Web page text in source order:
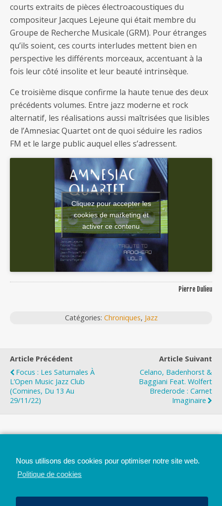
courts extraits de pièces électroacoustiques du
compositeur Jacques Lejeune qui était membre du
Groupe de Recherche Musicale (GRM). Pour étranges
qu’ils soient, ces courts interludes mettent bien en
perspective les différents morceaux, accentuant à la
fois leur côté insolite et leur beauté intrinsèque.
Ce troisième disque confirme la haute tenue des deux
précédents volumes. Entre jazz moderne et rock
alternatif, les réalisations aussi maîtrisées que lisibles
de l’Amnesiac Quartet ont de quoi séduire les radios
FM et le large public auquel elles s’adressent.
Cliquez pour accepter les
cookies de marketing et
activer ce contenu
Pierre Dulieu
Catégories: Chroniques, Jazz
Article Précédent
Focus : Les Saturnales À
L’Open Music Jazz Club
(Comines, Du 13 Au
29/11/22)
Article Suivant
Celano, Badenhorst &
Baggiani Feat. Wolfert
Brederode : Carnet
Imaginaire
Nous utilisons des cookies pour optimiser notre site web.
Politique de cookies